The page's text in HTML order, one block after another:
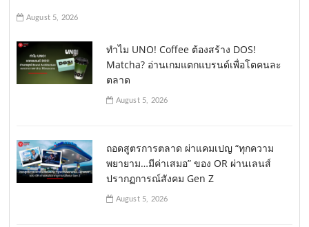
August 5, 2026
ทำไม UNO! Coffee ต้องสร้าง DOS!
Matcha? อ่านเกมแตกแบรนด์เพื่อโตคนละ
ตลาด
August 5, 2026
ถอดสูตรการตลาด ผ่าแคมเปญ “ทุกความ
พยายาม…มีค่าเสมอ” ของ OR ผ่านเลนส์
ปรากฏการณ์สังคม Gen Z
August 5, 2026